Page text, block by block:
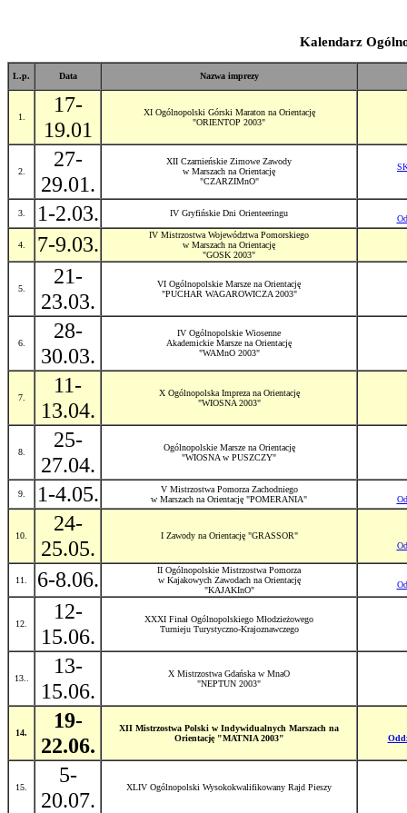
Kalendarz
L.p. Data Nazwa imprezy
1.
17-
19.01
XI Ogólnopolski Górski Maraton na Orientację
"ORIENTOP 2003"
2.
27-
29.01.
XII Czarnieńskie Zimowe Zawody
w Marszach na Orientację
"CZARZIMnO"
3. 1-2.03. IV Gryfińskie Dni Orienteeringu
4. 7-9.03.
IV Mistrzostwa Województwa Pomorskiego
w Marszach na Orientację
"GOSK 2003"
5.
21-
23.03.
VI Ogólnopolskie Marsze na Orientację
"PUCHAR WAGAROWICZA 2003"
6.
28-
30.03.
IV Ogólnopolskie Wiosenne
Akademickie Marsze na Orientację
"WAMnO 2003"
7.
11-
13.04.
X Ogólnopolska Impreza na Orientację
"WIOSNA 2003"
8.
25-
27.04.
Ogólnopolskie Marsze na Orientację
"WIOSNA w PUSZCZY"
9. 1-4.05.
V Mistrzostwa Pomorza Zachodniego
w Marszach na Orientację "POMERANIA"
10.
24-
25.05.
I Zawody na Orientację "GRASSOR"
11. 6-8.06.
II Ogólnopolskie Mistrzostwa Pomorza
w Kajakowych Zawodach na Orientację
"KAJAKInO"
12.
12-
15.06.
XXXI Finał Ogólnopolskiego Młodzieżowego
Turnieju Turystyczno-Krajoznawczego
13..
13-
15.06.
X Mistrzostwa Gdańska w MnaO
"NEPTUN 2003"
14.
19-
22.06.
XII Mistrzostwa Polski w Indywidualnych Marszach na
Orientację "MATNIA 2003"
15.
5-
20.07.
XLIV Ogólnopolski Wysokokwalifikowany Rajd Pieszy